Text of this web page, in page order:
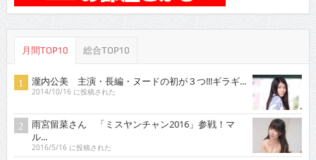
月間TOP10 総合TOP10
瀧内公美 主演・長編・ヌードの初が３つ!!!ギラギ...
2014/10/16 に投稿された
雨宮留菜さん 「ミスヤンチャン2016」参戦！マ
ル...
2016/5/16 に投稿された